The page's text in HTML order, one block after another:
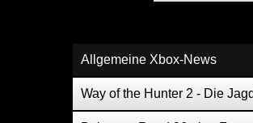
Allgemeine Xbox-News
Way of the Hunter 2 - Die